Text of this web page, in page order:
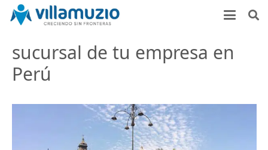
sucursal de tu empresa en
Perú